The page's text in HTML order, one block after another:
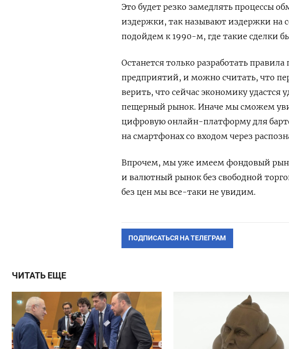
Это будет резко замедлять процессы
издержки, так называют издержки на
подойдем к 1990-м, где такие сделки
Останется только разработать
предприятий, и можно считать, что
верить, что сейчас экономику
пещерный рынок. Иначе мы сможем
цифровую онлайн-платформу для
на смартфонах со входом через
Впрочем, мы уже имеем фондовый
и валютный рынок без свободной
без цен мы все-таки не увидим.
ПОДПИСАТЬСЯ НА ТЕЛЕГРАМ
ЧИТАТЬ ЕЩЕ